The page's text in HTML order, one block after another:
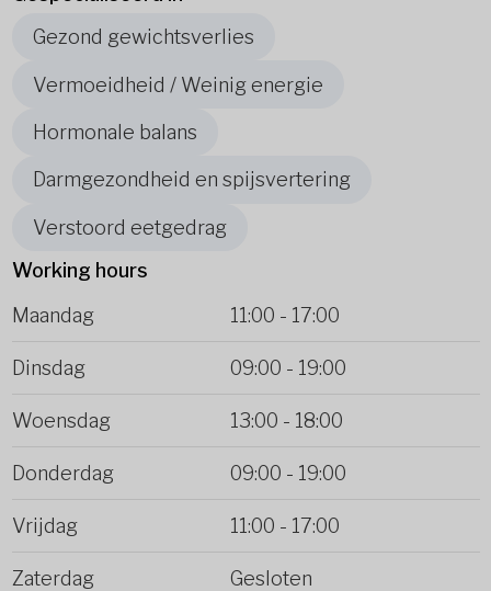
Gezond gewichtsverlies
Vermoeidheid / Weinig energie
Hormonale balans
Darmgezondheid en spijsvertering
Verstoord eetgedrag
Working hours
Maandag
11:00 - 17:00
Dinsdag 09:00 - 19:00
Woensdag 13:00 - 18:00
Donderdag 09:00 - 19:00
Vrijdag 11:00 - 17:00
Zaterdag Gesloten